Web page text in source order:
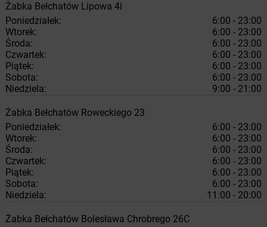
Żabka Bełchatów Lipowa 4i
Poniedziałek:
6:00 - 23:00
Wtorek:
6:00 - 23:00
Środa:
6:00 - 23:00
Czwartek:
6:00 - 23:00
Piątek:
6:00 - 23:00
Sobota:
6:00 - 23:00
Niedziela:
9:00 - 21:00
Żabka Bełchatów Roweckiego 23
Poniedziałek:
6:00 - 23:00
Wtorek:
6:00 - 23:00
Środa:
6:00 - 23:00
Czwartek:
6:00 - 23:00
Piątek:
6:00 - 23:00
Sobota:
6:00 - 23:00
Niedziela:
11:00 - 20:00
Żabka Bełchatów Bolesława Chrobrego 26C